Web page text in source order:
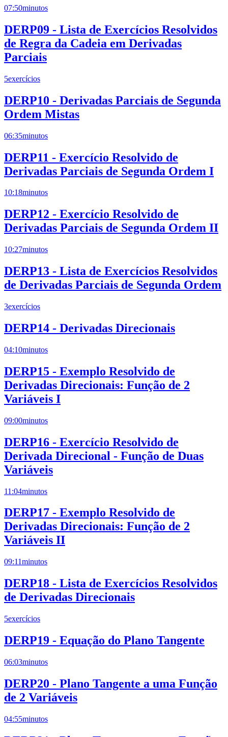
07:50minutos
DERP09 - Lista de Exercícios Resolvidos
de Regra da Cadeia em Derivadas
Parciais
5exercícios
DERP10 - Derivadas Parciais de Segunda
Ordem Mistas
06:35minutos
DERP11 - Exercício Resolvido de
Derivadas Parciais de Segunda Ordem I
10:18minutos
DERP12 - Exercício Resolvido de
Derivadas Parciais de Segunda Ordem II
10:27minutos
DERP13 - Lista de Exercícios Resolvidos
de Derivadas Parciais de Segunda Ordem
3exercícios
DERP14 - Derivadas Direcionais
04:10minutos
DERP15 - Exemplo Resolvido de
Derivadas Direcionais: Função de 2
Variáveis I
09:00minutos
DERP16 - Exercício Resolvido de
Derivada Direcional - Função de Duas
Variáveis
11:04minutos
DERP17 - Exemplo Resolvido de
Derivadas Direcionais: Função de 2
Variáveis II
09:11minutos
DERP18 - Lista de Exercícios Resolvidos
de Derivadas Direcionais
5exercícios
DERP19 - Equação do Plano Tangente
06:03minutos
DERP20 - Plano Tangente a uma Função
de 2 Variáveis
04:55minutos